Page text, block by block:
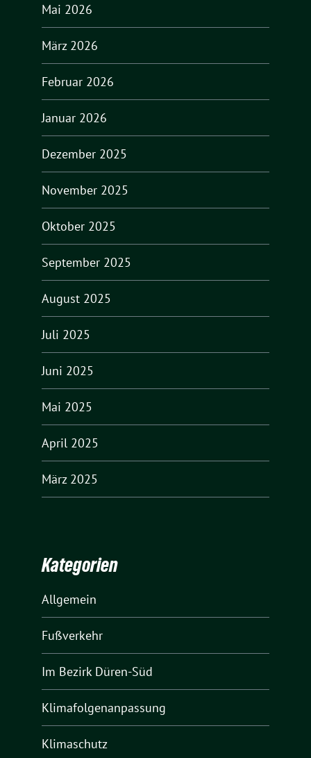
Mai 2026
März 2026
Februar 2026
Januar 2026
Dezember 2025
November 2025
Oktober 2025
September 2025
August 2025
Juli 2025
Juni 2025
Mai 2025
April 2025
März 2025
Kategorien
Allgemein
Fußverkehr
Im Bezirk Düren-Süd
Klimafolgenanpassung
Klimaschutz